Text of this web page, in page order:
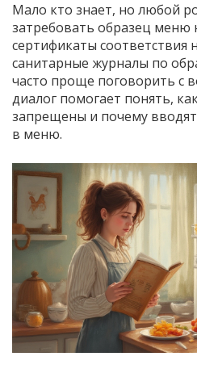
Мало кто знает, но любой
затребовать образец меню
сертификаты соответствия
санитарные журналы по
часто проще поговорить с
диалог помогает понять,
запрещены и почему
в меню.